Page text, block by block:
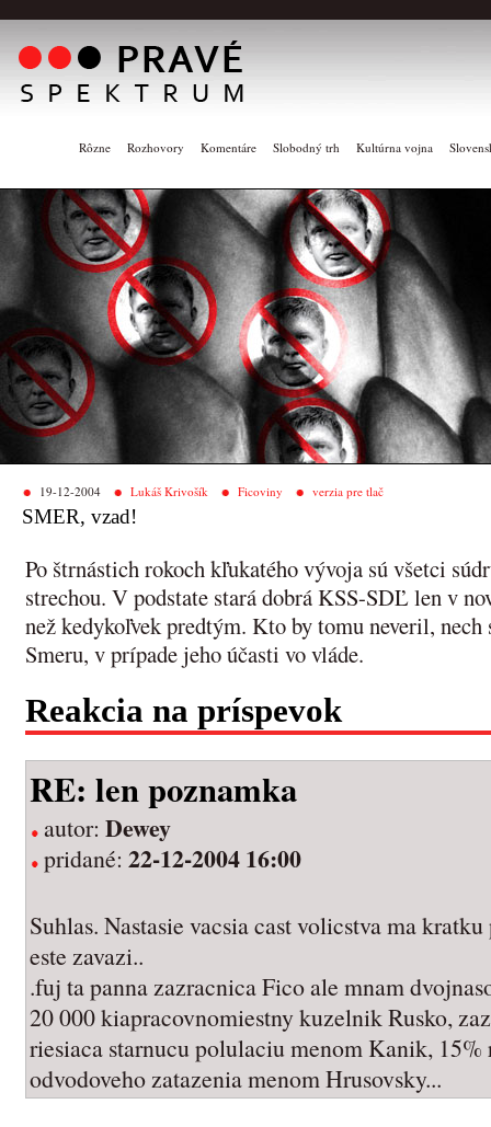
Rôzne Rozhovory Komentáre Slobodný trh Kultúrna vojna
19-12-2004 Lukáš Krivošík Ficoviny verzia pre tlač
SMER, vzad!
Po štrnástich rokoch kľukatého vývoja sú všetci
strechou. V podstate stará dobrá KSS-SDĽ len v
než kedykoľvek predtým. Kto by tomu neveril, nech
Smeru, v prípade jeho účasti vo vláde.
Reakcia na príspevok
RE: len poznamka
autor: Dewey
pridané: 22-12-2004 16:00
Suhlas. Nastasie vacsia cast volicstva ma
este zavazi..
.fuj ta panna zazracnica Fico ale mnam
20 000 kiapracovnomiestny kuzelnik Rusko,
riesiaca starnucu polulaciu menom Kanik, 15%
odvodoveho zatazenia menom Hrusovsky...